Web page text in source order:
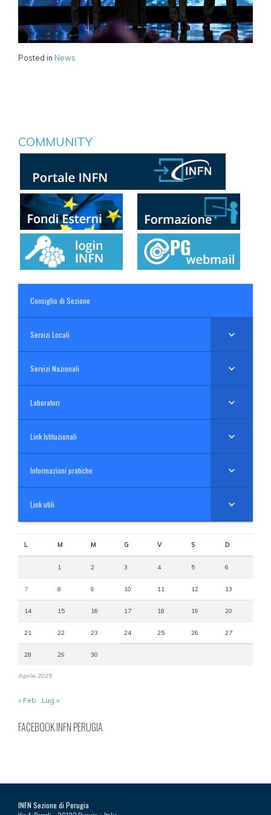
Posted in News
COMMUNITY
Consiglio di Sezione
Servizi Locali
Servizi Nazionali
Laboratori
Link Istituzionali
Informazioni pratiche
Link utili
Aprile 2025
L M M G V S D
1 2 3 4 5 6
7 8 9 10 11 12 13
14 15 16 17 18 19 20
21 22 23 24 25 26 27
28 29 30
« Feb Lug »
FACEBOOK INFN PERUGIA
INFN Sezione di Perugia